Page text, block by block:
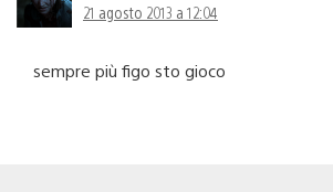
21 agosto 2013 a 12:04
sempre più figo sto gioco